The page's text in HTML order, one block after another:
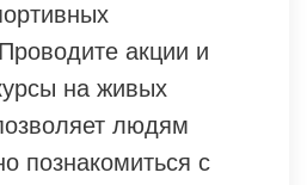
акции и
на живых
людям
познакомиться с